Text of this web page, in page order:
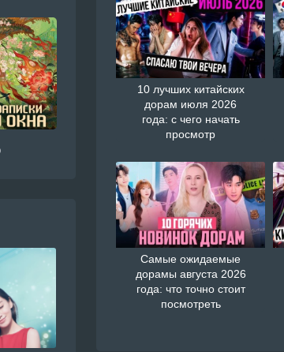
10 лучших китайских
дорам июля 2026
года: с чего начать
просмотр
Самые ожидаемые
дорамы августа 2026
года: что точно стоит
посмотреть